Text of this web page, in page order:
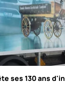
ses 130 ans